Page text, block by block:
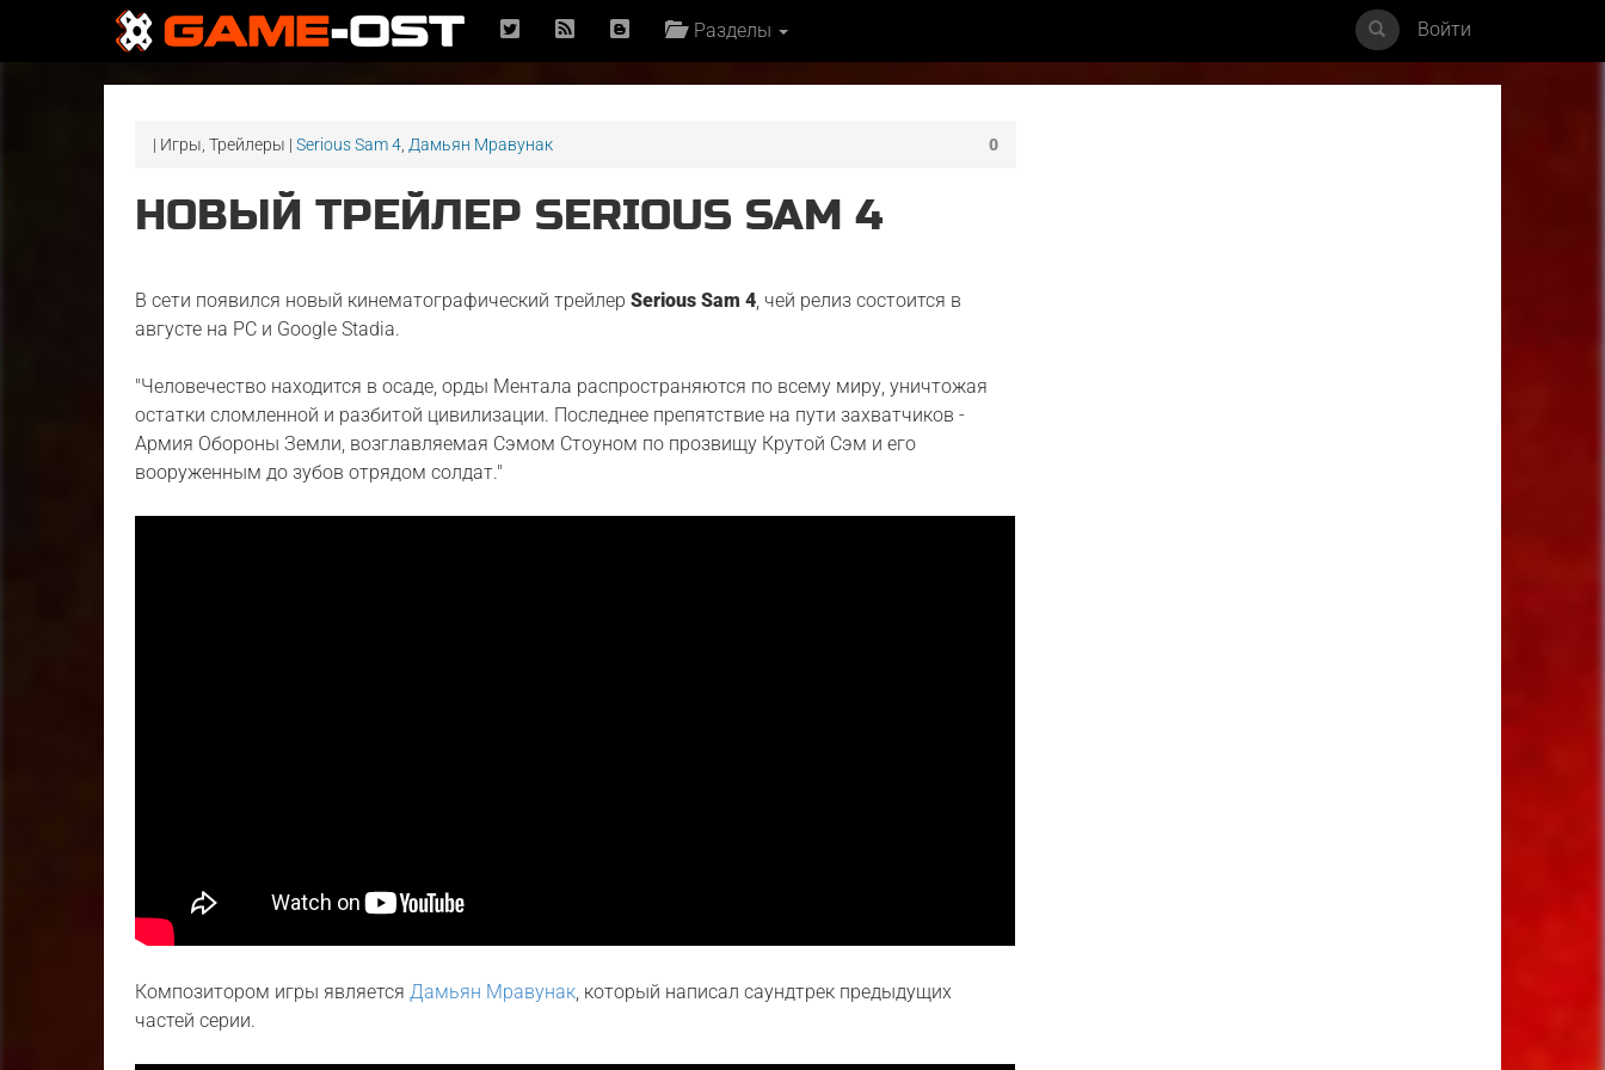
Разделы Войти
0
| Игры, Трейлеры |Serious Sam 4 Дамьян Мравунак
НОВЫЙ ТРЕЙЛЕР SERIOUS SAM 4
В сети появился новый кинематографический трейлерSerious Sam 4, чей релиз состоится в
августе на PC и Google Stadia.
"Человечество находится в осаде, орды Ментала распространяются по всему миру, уничтожая
остатки сломленной и разбитой цивилизации. Последнее препятствие на пути захватчиков -
Армия Обороны Земли, возглавляемая Сэмом Стоуном по прозвищу Крутой Сэм и его
вооруженным до зубов отрядом солдат."
Композитором игры являетсяДамьян Мравунак, который написал саундтрек предыдущих
частей серии.